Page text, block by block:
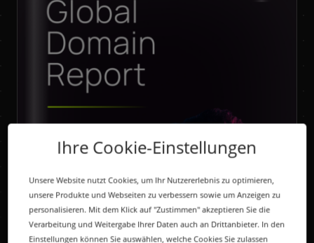
Ihre Cookie-Einstellungen
Unsere Website nutzt Cookies, um Ihr Nutzererlebnis zu optimieren,
unsere Produkte und Webseiten zu verbessern sowie um Anzeigen zu
personalisieren. Mit dem Klick auf "Zustimmen" akzeptieren Sie die
Verarbeitung und Weitergabe Ihrer Daten auch an Drittanbieter. In den
Einstellungen können Sie auswählen, welche Cookies Sie zulassen